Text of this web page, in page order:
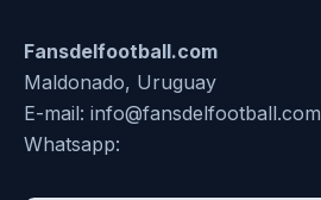
Fansdelfootball.com
Maldonado, Uruguay
E-mail: info@fansdelfootball.com
Whatsapp: